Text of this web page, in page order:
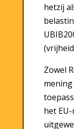
hetzij
Zowel
het